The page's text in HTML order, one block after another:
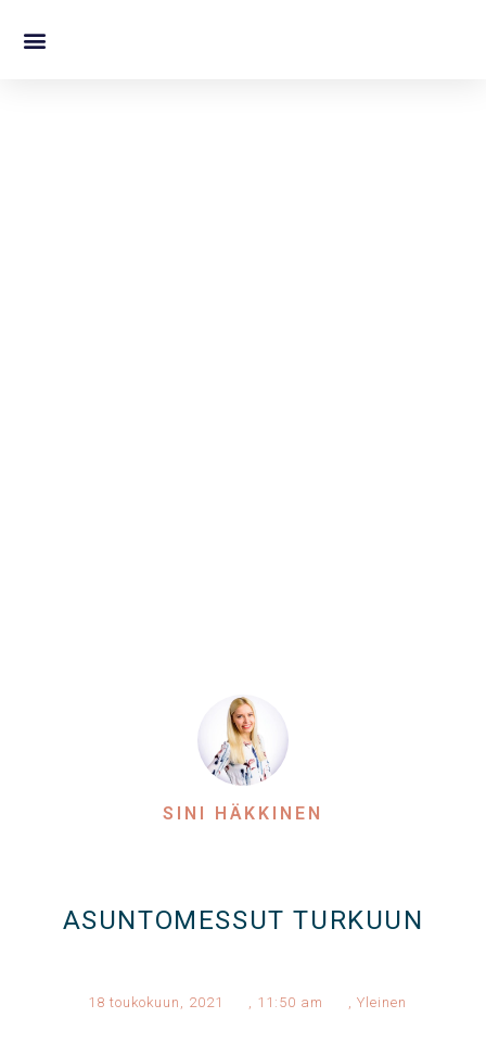
SINI HÄKKINEN
ASUNTOMESSUT TURKUUN
18 toukokuun, 2021 , 11:50 am , Yleinen